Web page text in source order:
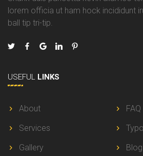
lorem officia ut ham hock incididunt
ball tip tri-tip.
USEFUL LINKS
About
Services
Gallery
FAQ
Blog